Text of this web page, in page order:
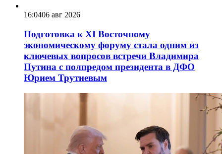
16:0406 авг 2026
Подготовка к XI Восточному
экономическому форуму стала одним из
ключевых вопросов встречи Владимира
Путина с полпредом президента в ДФО
Юрием Трутневым